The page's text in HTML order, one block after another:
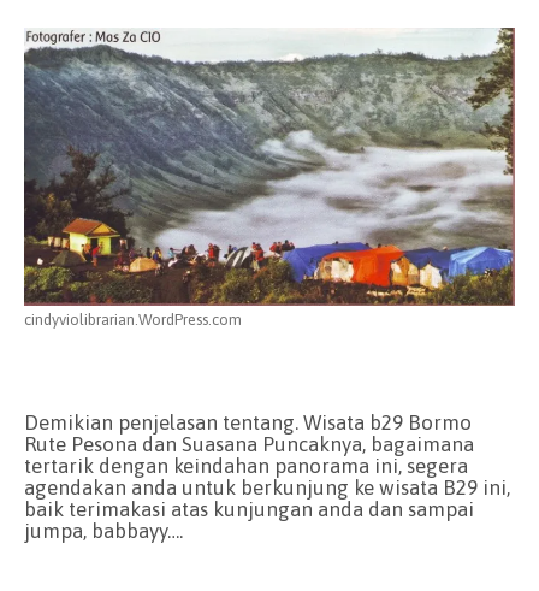
cindyviolibrarian.WordPress.com
Demikian penjelasan tentang. Wisata b29 Bormo
Rute Pesona dan Suasana Puncaknya, bagaimana
tertarik dengan keindahan panorama ini, segera
agendakan anda untuk berkunjung ke wisata B29 ini,
baik terimakasi atas kunjungan anda dan sampai
jumpa, babbayy….